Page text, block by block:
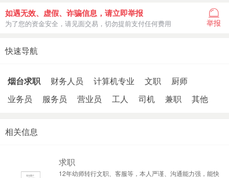
如遇无效、虚假、诈骗信息，请立即举报
为了您的资金安全，请见面交易，切勿提前支付任何费用 举报
快速导航
烟台求职 财务人员 计算机专业 文职
厨师
业务员
服务员 营业员 工人 司机 兼职 其他
相关信息
求职
12年幼师转行文职、客服等，本人严谨、沟通能力强，能快